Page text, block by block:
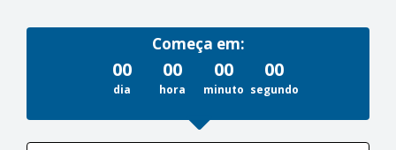
Começa em:
00
dia
00
hora
00
minuto
00
segundo